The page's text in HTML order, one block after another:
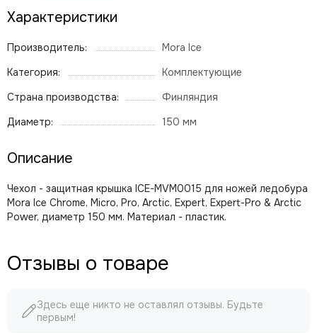
Характеристики
Производитель:
Mora Ice
Категория:
Комплектующие
Страна производства:
Финляндия
Диаметр:
150 мм
Описание
Чехол - защитная крышка ICE-MVM0015 для ножей ледобура
Mora Ice Chrome, Micro, Pro, Arctic, Expert, Expert-Pro & Arctic
Power, диаметр 150 мм. Материал - пластик.
Отзывы о товаре
Здесь еще никто не оставлял отзывы. Будьте
первым!